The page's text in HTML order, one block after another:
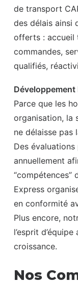
de transport
des délais ainsi
offerts : accueil
commandes,
qualifiés,
Développement
Parce que les
organisation, la
ne délaisse pas
Des
annuellement
“compétences”
Express
en conformité
Plus encore,
l’esprit
croissance.
Nos